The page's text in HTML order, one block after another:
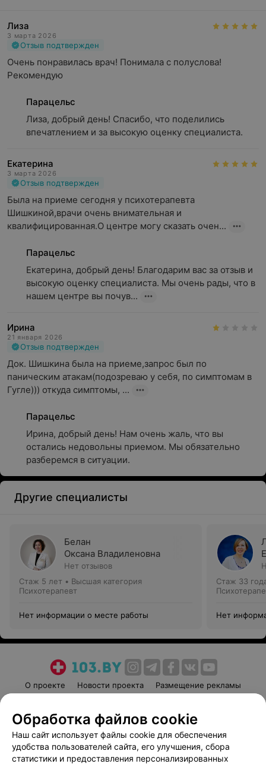
Лиза
3 марта 2026
Отзыв подтвержден
Очень понравилась врач! Понимала с полуслова!
Рекомендую
Парацельс
Лиза, добрый день! Спасибо, что поделились
впечатлением и за высокую оценку специалиста.
Екатерина
3 марта 2026
Отзыв подтвержден
Была на приеме сегодня у психотерапевта
Шишкиной,врачи очень внимательная и
квалифицированная.О центре могу сказать очен...
Парацельс
Екатерина, добрый день! Благодарим вас за отзыв и
высокую оценку специалиста. Мы очень рады, что в
нашем центре вы почув...
Ирина
21 января 2026
Отзыв подтвержден
Док. Шишкина была на приеме,запрос был по
паническим атакам(подозреваю у себя, по симптомам в
Гугле))) откуда симптомы, ...
Парацельс
Ирина, добрый день! Нам очень жаль, что вы
остались недовольны приемом. Мы обязательно
разберемся в ситуации.
Другие специалисты
Белан
Оксана Владиленовна
Нет отзывов
Стаж 5 лет • Высшая категория
Психотерапевт
Нет информации о месте работы
Стаж 33
Нет
О проекте Новости проекта
Размещение рекламы
Пользовательское соглашение
Способы оплаты
Вакансии
Партнеры
Написать руководителю 103.by
Обработка файлов cookie
Наш сайт использует файлы cookie для обеспечения
удобства пользователей сайта, его улучшения, сбора
статистики и предоставления персонализированных